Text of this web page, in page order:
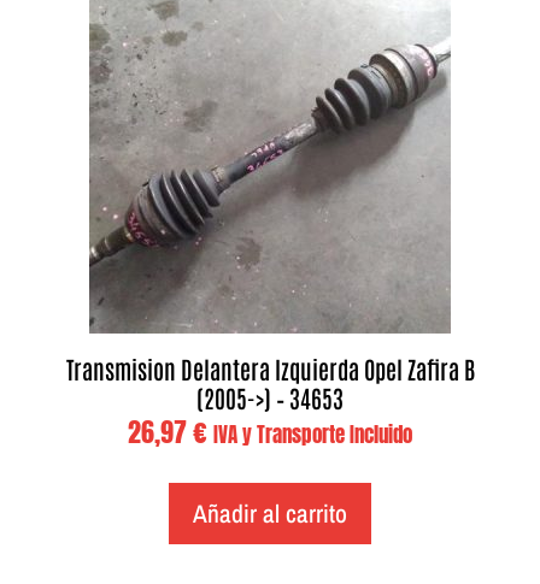
Transmision Delantera Izquierda Opel Zafira B
(2005->) – 34653
26,97€ IVA y Transporte Incluido
Añadir al carrito